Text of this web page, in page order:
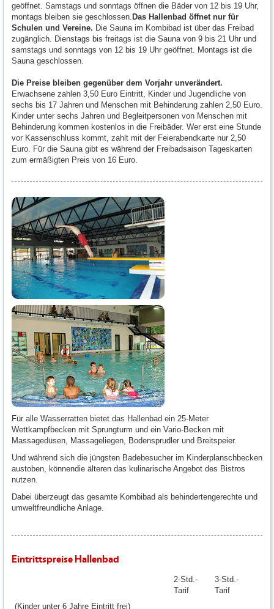
geöffnet. Samstags und sonntags öffnen die Bäder von 12 bis 19 Uhr,
montags bleiben sie geschlossen. Das Hallenbad öffnet nur für
Schulen und Vereine. Die Sauna im Kombibad ist über das Freibad
zugänglich. Dienstags bis freitags ist die Sauna von 9 bis 21 Uhr und
samstags und sonntags von 12 bis 19 Uhr geöffnet. Montags ist die
Sauna geschlossen.
Die Preise bleiben gegenüber dem Vorjahr unverändert.
Erwachsene zahlen 3,50 Euro Eintritt, Kinder und Jugendliche von
sechs bis 17 Jahren und Menschen mit Behinderung zahlen 2,50 Euro.
Kinder unter sechs Jahren und Begleitpersonen von Menschen mit
Behinderung kommen kostenlos in die Freibäder. Wer erst eine Stunde
vor Kassenschluss kommt, zahlt mit der Feierabendkarte nur 2,50
Euro. Für die Sauna gibt es während der Freibadsaison Tageskarten
zum ermäßigten Preis von 16 Euro.
Für alle Wasserratten bietet das Hallenbad ein 25-Meter
Wettkampfbecken mit Sprungturm und ein Vario-Becken mit
Massagedüsen, Massageliegen, Bodensprudler und Breitspeier.
Und während sich die jüngsten Badebesucher im Kinderplanschbecken
austoben, könnendie älteren das kulinarische Angebot des Bistros
nutzen.
Dabei überzeugt das gesamte Kombibad als behindertengerechte und
umweltfreundliche Anlage.
Eintrittspreise Hallenbad
2-Std.-
Tarif
3-Std.-
Tarif
(Kinder unter 6 Jahre Eintritt frei)